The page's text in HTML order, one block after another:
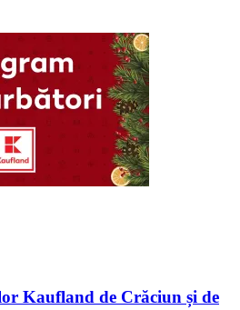
Kaufland de Crăciun și de